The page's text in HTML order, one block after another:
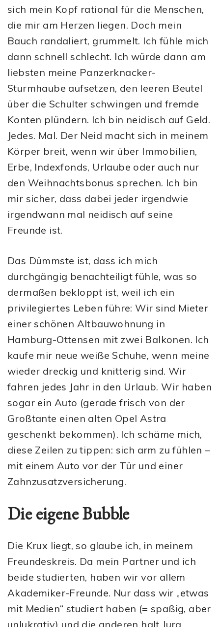
sich mein Kopf rational für die Menschen,
die mir am Herzen liegen. Doch mein
Bauch randaliert, grummelt. Ich fühle mich
dann schnell schlecht. Ich würde dann am
liebsten meine Panzerknacker-
Sturmhaube aufsetzen, den leeren Beutel
über die Schulter schwingen und fremde
Konten plündern. Ich bin neidisch auf Geld.
Jedes. Mal. Der Neid macht sich in meinem
Körper breit, wenn wir über Immobilien,
Erbe, Indexfonds, Urlaube oder auch nur
den Weihnachtsbonus sprechen. Ich bin
mir sicher, dass dabei jeder irgendwie
irgendwann mal neidisch auf seine
Freunde ist.
Das Dümmste ist, dass ich mich
durchgängig benachteiligt fühle, was so
dermaßen bekloppt ist, weil ich ein
privilegiertes Leben führe: Wir sind Mieter
einer schönen Altbauwohnung in
Hamburg-Ottensen mit zwei Balkonen. Ich
kaufe mir neue weiße Schuhe, wenn meine
wieder dreckig und knitterig sind. Wir
fahren jedes Jahr in den Urlaub. Wir haben
sogar ein Auto (gerade frisch von der
Großtante einen alten Opel Astra
geschenkt bekommen). Ich schäme mich,
diese Zeilen zu tippen: sich arm zu fühlen –
mit einem Auto vor der Tür und einer
Zahnzusatzversicherung.
Die eigene Bubble
Die Krux liegt, so glaube ich, in meinem
Freundeskreis. Da mein Partner und ich
beide studierten, haben wir vor allem
Akademiker-Freunde. Nur dass wir „etwas
mit Medien“ studiert haben (= spaßig, aber
unlukrativ) und die anderen halt Jura,